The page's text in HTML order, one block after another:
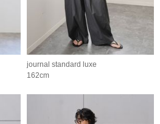
journal standard luxe
162cm